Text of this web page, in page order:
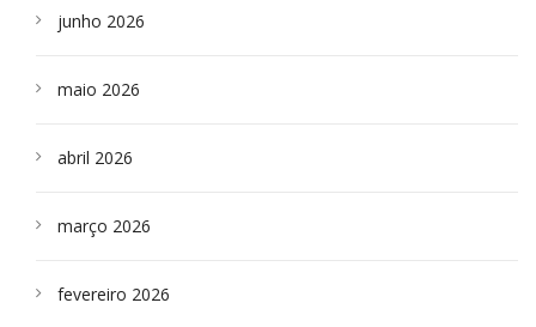
junho 2026
maio 2026
abril 2026
março 2026
fevereiro 2026